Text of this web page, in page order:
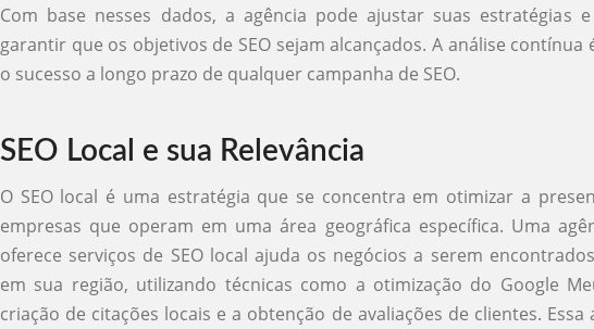
Com base nesses dados, a agência pode ajustar suas estratégias
garantir que os objetivos de SEO sejam alcançados. A análise contínua
o sucesso a longo prazo de qualquer campanha de SEO.
SEO Local e sua Relevância
O SEO local é uma estratégia que se concentra em otimizar a
empresas que operam em uma área geográfica específica. Uma
oferece serviços de SEO local ajuda os negócios a serem
em sua região, utilizando técnicas como a otimização do Google
criação de citações locais e a obtenção de avaliações de clientes. Essa